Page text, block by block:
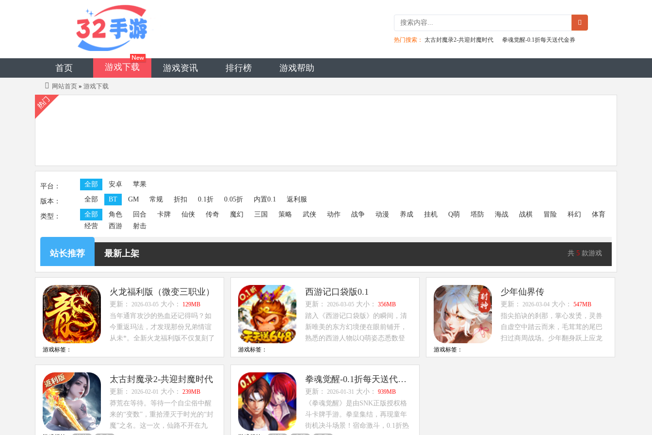
热门搜索： 太古封魔录2-共迎封魔时代 拳魂觉醒-0.1折每天送代金券
首页 游戏下载 游戏资讯 排行榜 游戏帮助
网站首页 » 游戏下载
平台： 全部 安卓 苹果
版本： 全部 BT GM 常规 折扣 0.1折 0.05折 内置0.1 返利服
类型： 全部 角色 回合 卡牌 仙侠 传奇 魔幻 三国 策略 武侠 动作 战争 动漫 养成 挂机 Q萌 塔防 海战 战棋 冒险 科幻
体育
经营
西游 射击
共 5 款游戏
站长推荐 最新上架
火龙福利版（微变三职业）
更新： 2026-03-05 大小： 129MB
当年通宵攻沙的热血还记得吗？如
今重返玛法，才发现那份兄弟情谊
从未*。全新火龙福利版不仅复刻了
游戏标签：
西游记口袋版0.1
更新： 2026-03-05 大小： 356MB
踏入《西游记口袋版》的瞬间，清
新唯美的东方幻境便在眼前铺开，
熟悉的西游人物以Q萌姿态悉数登
游戏标签：
少年仙界传
更新： 2026-03-04 大小： 547MB
指尖掐诀的刹那，掌心发烫，灵兽
自虚空中踏云而来，毛茸茸的尾巴
扫过商周战场。少年翻身跃上应龙
游戏标签：
太古封魔录2-共迎封魔时代
更新： 2026-02-01 大小： 239MB
莽荒在等待。等待一个自尘俗中醒
来的“变数”，重拾湮灭于时光的“封
魔”之名。这一次，仙路不开在九
拳魂觉醒-0.1折每天送代金券
更新： 2026-01-31 大小： 939MB
《拳魂觉醒》是由SNK正版授权格
斗卡牌手游。拳皇集结，再现童年
街机决斗场景！宿命激斗，0.1折热